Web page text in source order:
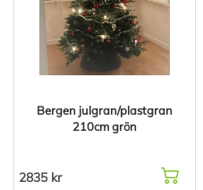
Bergen julgran/plastgran
210cm grön
2835 kr